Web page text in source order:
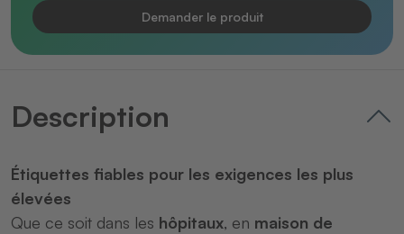
Demander le produit
Description
Étiquettes fiables pour les exigences les plus
élevées
Que ce soit dans les hôpitaux, en maison de